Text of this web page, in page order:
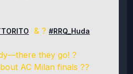
& ? #RRQ_Huda
they go! ?
AC Milan finals ??